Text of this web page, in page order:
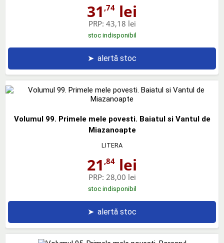
31 ,74 lei
PRP: 43,18 lei
stoc indisponibil
➤ alertă stoc
Volumul 99. Primele mele povesti. Baiatul si Vantul de
Miazanoapte
LITERA
21 ,84 lei
PRP: 28,00 lei
stoc indisponibil
➤ alertă stoc